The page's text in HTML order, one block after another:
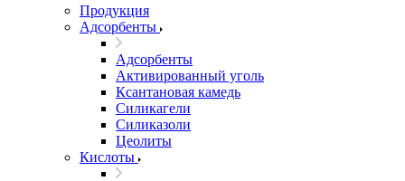
Продукция
Адсорбенты
Адсорбенты
Активированный уголь
Ксантановая камедь
Силикагели
Силиказоли
Цеолиты
Кислоты